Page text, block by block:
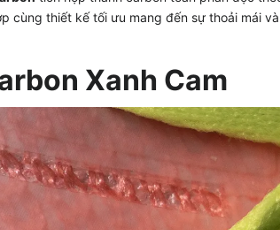
cùng thiết kế tối ưu mang đến sự thoải mái
Xanh Cam